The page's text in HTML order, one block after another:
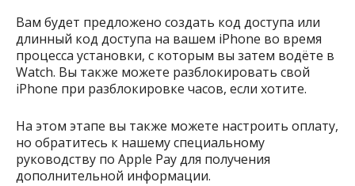
Вам будет предложено создать код доступа или
длинный код доступа на вашем iPhone во время
процесса установки, с которым вы затем водёте в
Watch. Вы также можете разблокировать свой
iPhone при разблокировке часов, если хотите.
На этом этапе вы также можете настроить оплату,
но обратитесь к нашему специальному
руководству по Apple Pay для получения
дополнительной информации.